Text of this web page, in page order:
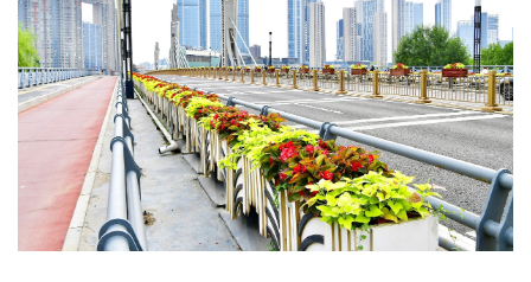
榜样人物
+
身边好人
文明评论
北京宣传文化引导基金
宣传思想文化人才